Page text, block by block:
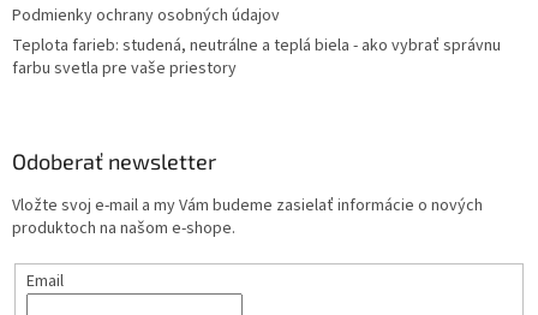
Podmienky ochrany osobných údajov
Teplota farieb: studená, neutrálne a teplá biela - ako vybrať správnu
farbu svetla pre vaše priestory
Odoberať newsletter
Vložte svoj e-mail a my Vám budeme zasielať informácie o nových
produktoch na našom e-shope.
Email